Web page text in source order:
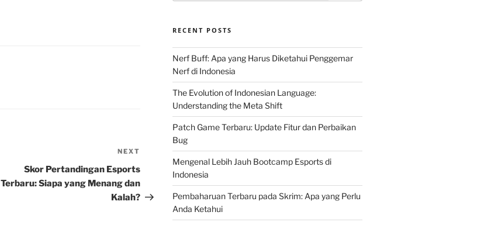
Post
NEXT
Skor Pertandingan Esports
Terbaru: Siapa yang Menang dan
Kalah?
RECENT POSTS
Nerf Buff: Apa yang Harus Diketahui Penggemar
Nerf di Indonesia
The Evolution of Indonesian Language:
Understanding the Meta Shift
Patch Game Terbaru: Update Fitur dan Perbaikan
Bug
Mengenal Lebih Jauh Bootcamp Esports di
Indonesia
Pembaharuan Terbaru pada Skrim: Apa yang Perlu
Anda Ketahui